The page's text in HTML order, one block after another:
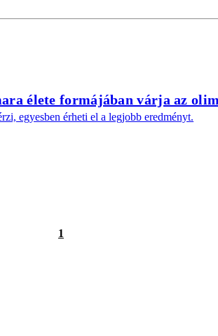
élete formájában várja az
egyesben érheti el a legjobb eredményt.
1